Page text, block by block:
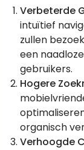
Verbeterde
intuïtief
zullen
een
gebruikers.
Hogere
organisch
Verhoogde